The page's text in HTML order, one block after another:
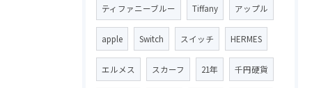
ティファニーブルー Tiffany アップル
apple Switch スイッチ HERMES
エルメス スカーフ 21年 千円硬貨